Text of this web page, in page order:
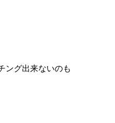
ング出来ないのも